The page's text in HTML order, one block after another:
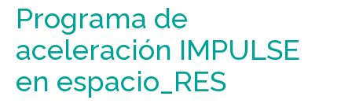
Programa de
aceleración IMPULSE
en espacio_RES